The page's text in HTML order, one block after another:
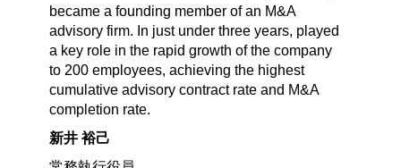
became a founding member of an M&A
advisory firm. In just under three years, played
a key role in the rapid growth of the company
to 200 employees, achieving the highest
cumulative advisory contract rate and M&A
completion rate.
新井 裕己